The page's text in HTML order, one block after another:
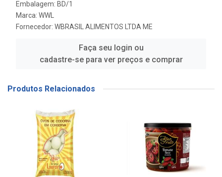
Embalagem: BD/1
Marca: WWL
Fornecedor: WBRASIL ALIMENTOS LTDA ME
Faça seu login ou
cadastre-se para ver preços e comprar
Produtos Relacionados